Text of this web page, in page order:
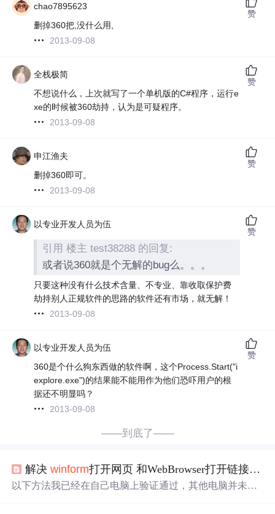
chao7895623
删掉360把,没什么用,
2013-09-08
赞
全栈极简
不想说什么，上次就写了一个单机版的C#程序，运行e
xe的时候被360劫持，认为是可疑程序。
2013-09-08
赞
申江渔夫
删掉360即可。
2013-09-08
赞
以专业开发人员为伍
引用 楼主 test38288 的回复:
或者说360就是个无解的bug么。。。
只要这种没有什么技术含量、不专业、靠收取保护费
劫持别人正规软件的思路的软件还有市场，就无解！
2013-09-08
赞
以专业开发人员为伍
360是个什么狗东西做的软件啊，这个Process.Start("i
explore.exe")的结果能不能用作为他们恐吓用户的根
据还不明显吗？
2013-09-08
赞
——到底了——
解决winform打开网页 和WebBrowser打开链接360
以下方法我已经在自己电脑上验证通过，其他电脑并未测